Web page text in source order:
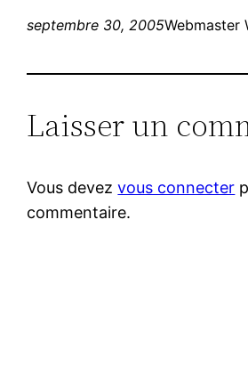
septembre 30, 2005Webmaster
Laisser un
Vous devezvous connecter
commentaire.